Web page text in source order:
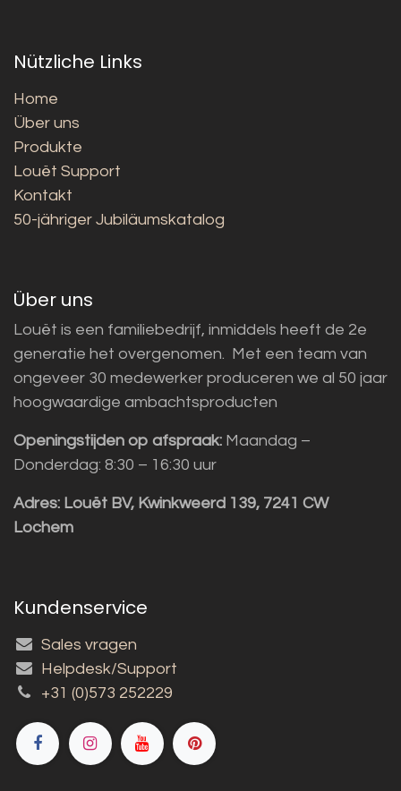
Nützliche Links
Home
Über uns
Produkte
Louët Support
Kontakt
50-jähriger Jubiläumskatalog
Über uns
Louët is een familiebedrijf, inmiddels heeft de 2e
generatie het overgenomen. Met een team van
ongeveer 30 medewerker produceren we al 50 jaar
hoogwaardige ambachtsproducten
Openingstijden op afspraak: Maandag –
Donderdag: 8:30 – 16:30 uur
Adres: Louët BV, Kwinkweerd 139, 7241 CW
Lochem
Kundenservice
Sales vragen
Helpdesk/Support
+31 (0)573 252229